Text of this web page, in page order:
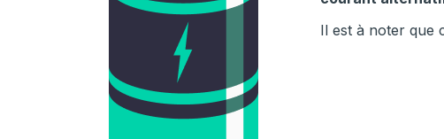
Il est à noter que